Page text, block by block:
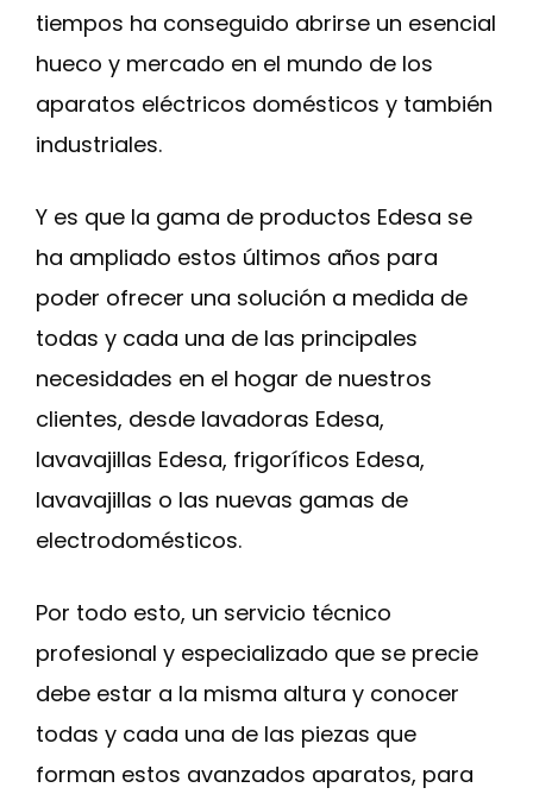
tiempos ha conseguido abrirse un esencial
hueco y mercado en el mundo de los
aparatos eléctricos domésticos y también
industriales.
Y es que la gama de productos Edesa se
ha ampliado estos últimos años para
poder ofrecer una solución a medida de
todas y cada una de las principales
necesidades en el hogar de nuestros
clientes, desde lavadoras Edesa,
lavavajillas Edesa, frigoríficos Edesa,
lavavajillas o las nuevas gamas de
electrodomésticos.
Por todo esto, un servicio técnico
profesional y especializado que se precie
debe estar a la misma altura y conocer
todas y cada una de las piezas que
forman estos avanzados aparatos, para